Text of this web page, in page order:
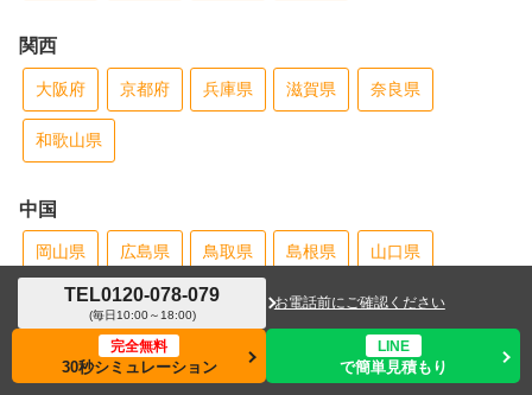
関西
大阪府 京都府 兵庫県 滋賀県 奈良県
和歌山県
中国
岡山県 広島県 鳥取県 島根県 山口県
愛媛県 香川県 高知県
TEL0120-078-079
(毎日10:00～18:00)
お電話前にご確認ください
完全無料
30秒シミュレーション
LINE
で簡単見積もり
ホーム 検索 トップ